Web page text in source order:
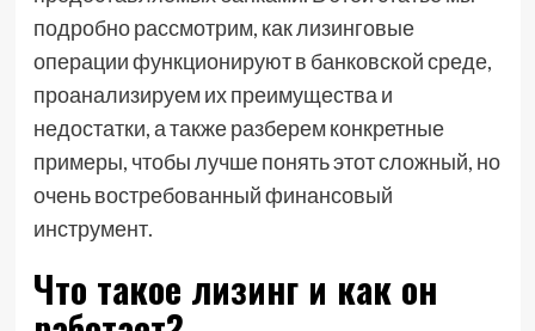
подробно рассмотрим, как лизинговые
операции функционируют в банковской среде,
проанализируем их преимущества и
недостатки, а также разберем конкретные
примеры, чтобы лучше понять этот сложный, но
очень востребованный финансовый
инструмент.
Что такое лизинг и как он